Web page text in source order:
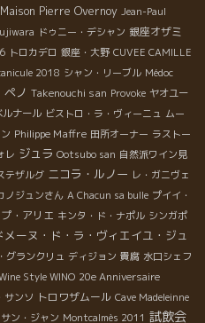
Maison Pierre Overnoy Jean-Paul
ドゥニー・デシャン 銀座オザミ
トロカデロ 銀座・大野 CUVEE CAMILLE
2018 シャン・リーブル Médoc
ペノ Takenouchi san Provoke ヤオユー
ルナール ビストロ・ラ・ヴィーニュ ムー
Philippe Maffre 田所オーナー ラストー
レ ジュラ Ootsubo san 自然派ワイン見
テザルグ ニコラ・ルノー レ・ガニヴェ
ノジュンさん A Chacun sa bulle プイイ・
・アリエ キンタ・ド・ナポル シンガポ
メーヌ・ド・ラ・ヴィエイユ・ジュ
グランクリュ ディジョン 貴腐 水口シェフ
Style WINO 20e Anniversaire
サンソ トロワザムール Cave Madeleinne
ン・ジャン Montcalmès 2011 試飲会